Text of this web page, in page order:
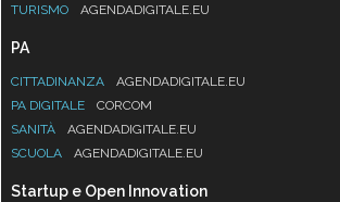
TURISMO
AGENDADIGITALE.EU
PA
CITTADINANZA
AGENDADIGITALE.EU
PA DIGITALE
CORCOM
SANITÀ
AGENDADIGITALE.EU
SCUOLA
AGENDADIGITALE.EU
Startup e Open Innovation